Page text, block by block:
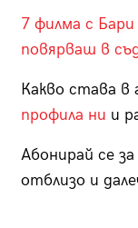
7 филма с
повярваш в
Какво става в
профила ни и
Абонирай се за
отблизо и